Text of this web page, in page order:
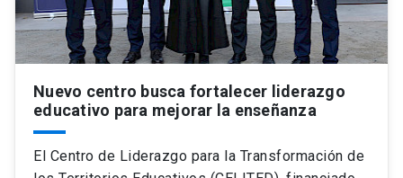
Nuevo centro busca fortalecer liderazgo
educativo para mejorar la enseñanza
El Centro de Liderazgo para la Transformación de